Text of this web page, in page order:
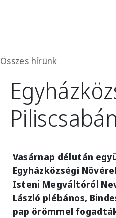
Összes hírünk
Piliscsabán
Vasárnap délután
Egyházközségi
Isteni Megváltóról
László plébános,
pap örömmel